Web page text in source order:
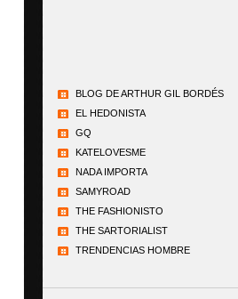
BLOG DE ARTHUR GIL BORDÉS
EL HEDONISTA
GQ
KATELOVESME
NADA IMPORTA
SAMYROAD
THE FASHIONISTO
THE SARTORIALIST
TRENDENCIAS HOMBRE